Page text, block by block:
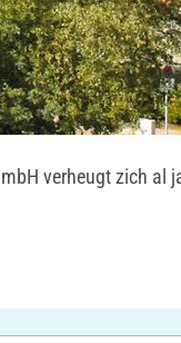
verheugt zich al